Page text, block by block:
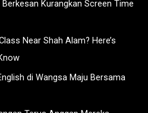
Kurangkan Screen Time
Near Shah Alam? Here’s
di Wangsa Maju Bersama